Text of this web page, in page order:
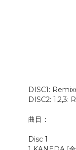
DISC1:
DISC2: 1,2,3:
曲目：
Disc 1